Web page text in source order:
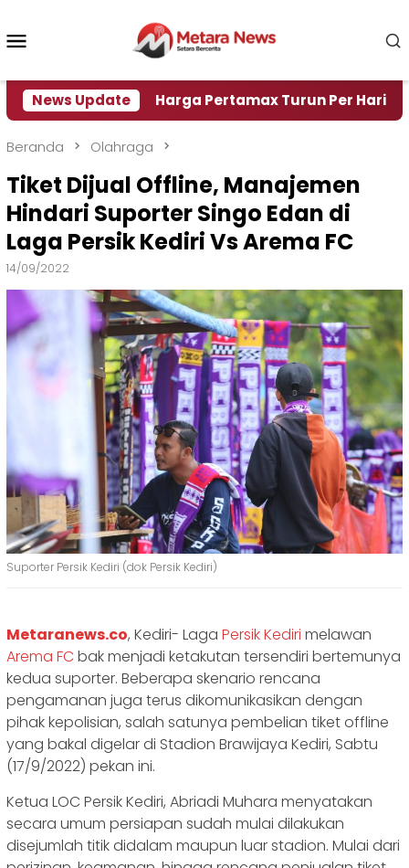
konten
News UpdateHarga Pertamax Turun Per Hari Ini, Segini
Beranda Olahraga
Tiket Dijual Offline, Manajemen
Hindari Suporter Singo Edan di
Laga Persik Kediri Vs Arema FC
14/09/2022
Suporter Persik Kediri (dok Persik Kediri)
Metaranews.co, Kediri- Laga Persik Kediri melawan
Arema FC bak menjadi ketakutan tersendiri bertemunya
kedua suporter. Beberapa skenario rencana
pengamanan juga terus dikomunikasikan dengan
pihak kepolisian, salah satunya pembelian tiket offline
yang bakal digelar di Stadion Brawijaya Kediri, Sabtu
(17/9/2022) pekan ini.
Ketua LOC Persik Kediri, Abriadi Muhara menyatakan
secara umum persiapan sudah mulai dilakukan
disejumlah titik didalam maupun luar stadion. Mulai dari